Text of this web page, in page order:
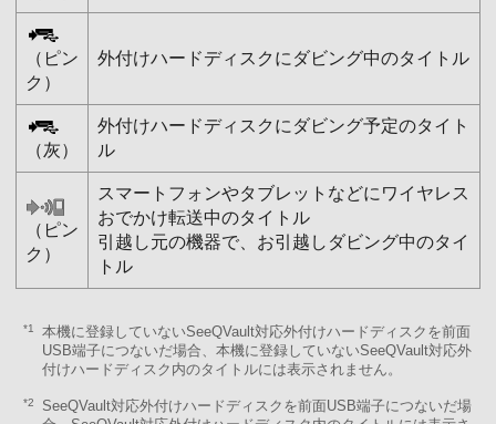
（ピン
ク）
外付けハードディスクにダビング中のタイトル
（灰）
外付けハードディスクにダビング予定のタイト
ル
（ピン
ク）
スマートフォンやタブレットなどにワイヤレス
おでかけ転送中のタイトル
引越し元の機器で、お引越しダビング中のタイ
トル
*1
本機に登録していないSeeQVault対応外付けハードディスクを前面
USB端子につないだ場合、本機に登録していないSeeQVault対応外
付けハードディスク内のタイトルには表示されません。
*2
SeeQVault対応外付けハードディスクを前面USB端子につないだ場